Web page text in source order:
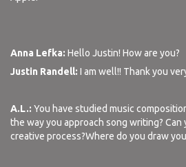
Anna Lefka: Hello Justin! How are you?
Justin Randell: I am well!! Thank you
A.L.: You have studied music
the way you approach song writing?
creative process?Where do you draw